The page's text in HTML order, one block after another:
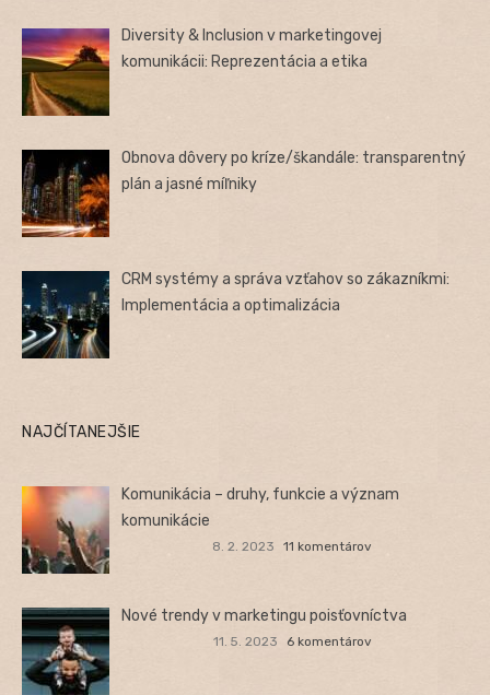
Diversity & Inclusion v marketingovej
komunikácii: Reprezentácia a etika
Obnova dôvery po kríze/škandále: transparentný
plán a jasné míľniky
CRM systémy a správa vzťahov so zákazníkmi:
Implementácia a optimalizácia
NAJČÍTANEJŠIE
Komunikácia – druhy, funkcie a význam
komunikácie
8. 2. 2023 11 komentárov
Nové trendy v marketingu poisťovníctva
11. 5. 2023 6 komentárov